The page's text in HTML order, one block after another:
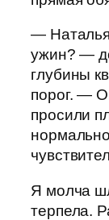
—
ужин? —
глубины
порог. —
просили
Я молча
терпела.